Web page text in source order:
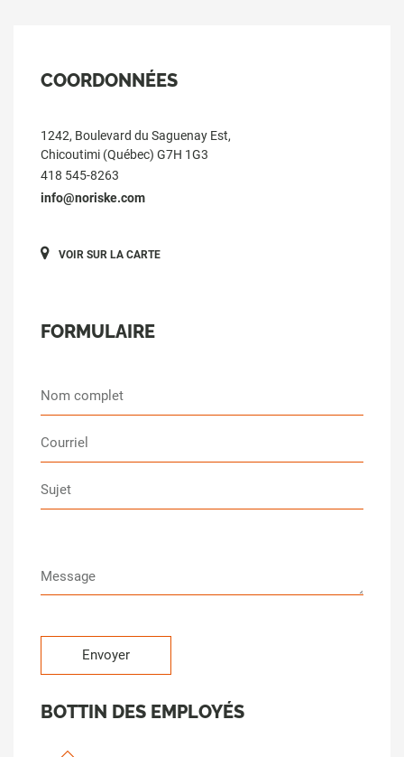
COORDONNÉES
1242, Boulevard du Saguenay Est,
Chicoutimi (Québec) G7H 1G3
418 545-8263
info@noriske.com
VOIR SUR LA CARTE
FORMULAIRE
BOTTIN DES EMPLOYÉS